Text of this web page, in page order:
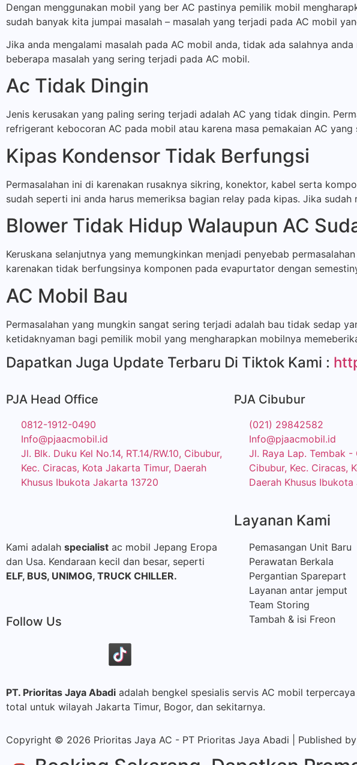
Dengan menggunakan mobil yang ber AC pastinya pemilik mobil
sudah banyak kita jumpai masalah – masalah yang terjadi pada AC mobil
Jika anda mengalami masalah pada AC mobil anda, tidak ada salahnya
beberapa masalah yang sering terjadi pada AC mobil.
Ac Tidak Dingin
Jenis kerusakan yang paling sering terjadi adalah AC yang tidak dingin.
refrigerant kebocoran AC pada mobil atau karena masa pemakaian AC yang
Kipas Kondensor Tidak Berfungsi
Permasalahan ini di karenakan rusaknya sikring, konektor, kabel serta
sudah seperti ini anda harus memeriksa bagian relay pada kipas. Jika
Blower Tidak Hidup Walaupun AC
Keruskana selanjutnya yang memungkinkan menjadi penyebab
karenakan tidak berfungsinya komponen pada evapurtator dengan
AC Mobil Bau
Permasalahan yang mungkin sangat sering terjadi adalah bau tidak sedap
ketidaknyaman bagi pemilik mobil yang mengharapkan mobilnya
Dapatkan Juga Update Terbaru Di Tiktok Kami :
PJA Head Office
0812-1912-0490
Info@pjaacmobil.id
Jl. Blk. Duku Kel No.14, RT.14/RW.10, Cibubur,
Kec. Ciracas, Kota Jakarta Timur, Daerah
Khusus Ibukota Jakarta 13720
PJA Cibubur
(021) 29842582
Info@pjaacmobil.id
Jl. Raya Lap. Tembak -
Cibubur, Kec. Ciracas,
Daerah Khusus
Kami adalah specialist ac mobil Jepang Eropa
dan Usa. Kendaraan kecil dan besar, seperti
ELF, BUS, UNIMOG, TRUCK CHILLER.
Follow Us
Layanan Kami
Pemasangan Unit Baru
Perawatan Berkala
Pergantian Sparepart
Layanan antar jemput
Team Storing
Tambah & isi Freon
PT. Prioritas Jaya Abadi adalah bengkel spesialis servis AC mobil
total untuk wilayah Jakarta Timur, Bogor, dan sekitarnya.
Copyright © 2026 Prioritas Jaya AC - PT Prioritas Jaya Abadi | Published by